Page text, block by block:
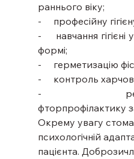
раннього віку;
-     професійну
-     навчання
формі;
-     герметизацію
-     контроль
-
фторпрофілактику
Окрему увагу
психологічній
пацієнта.